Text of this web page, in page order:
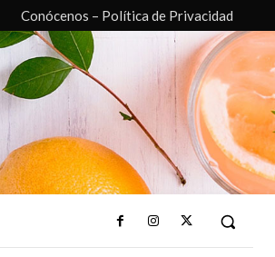
Conócenos – Política de Privacidad